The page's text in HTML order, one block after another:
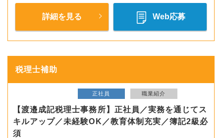
詳細を見る Web応募
税理士補助
正社員 職業紹介
【渡邉成記税理士事務所】正社員／実務を通じてス
キルアップ／未経験OK／教育体制充実／簿記2級必
須